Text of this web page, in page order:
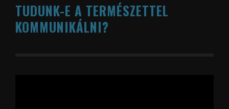
TUDUNK-E A TERMÉSZETTEL
KOMMUNIKÁLNI?